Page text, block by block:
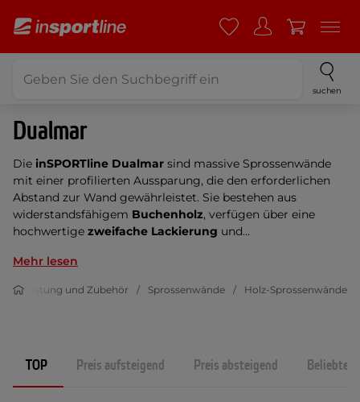
suchen
Dualmar
Die inSPORTline Dualmar sind massive Sprossenwände
mit einer profilierten Aussparung, die den erforderlichen
Abstand zur Wand gewährleistet. Sie bestehen aus
widerstandsfähigem Buchenholz, verfügen über eine
hochwertige zweifache Lackierung und...
Mehr lesen
und Zubehör Sprossenwände Holz-Sprossenwände
TOP Preis aufsteigend Preis absteigend